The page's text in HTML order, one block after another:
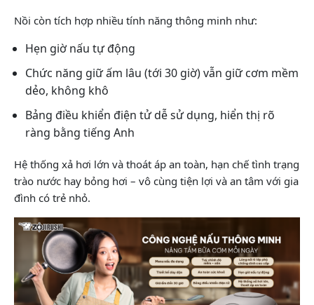
Nồi còn tích hợp nhiều tính năng thông minh như:
Hẹn giờ nấu tự động
Chức năng giữ ấm lâu (tới 30 giờ) vẫn giữ cơm mềm
dẻo, không khô
Bảng điều khiển điện tử dễ sử dụng, hiển thị rõ
ràng bằng tiếng Anh
Hệ thống xả hơi lớn và thoát áp an toàn, hạn chế tình trạng
trào nước hay bỏng hơi – vô cùng tiện lợi và an tâm với gia
đình có trẻ nhỏ.